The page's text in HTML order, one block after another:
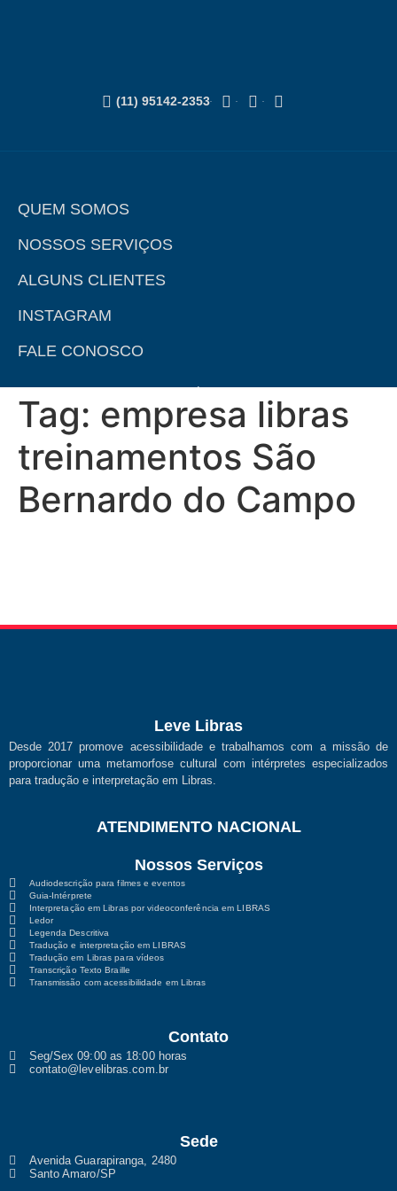
(11) 95142-2353
QUEM SOMOS
NOSSOS SERVIÇOS
ALGUNS CLIENTES
INSTAGRAM
FALE CONOSCO
Tag: empresa libras
treinamentos São
Bernardo do Campo
Leve Libras
Desde 2017 promove acessibilidade e trabalhamos com a missão de
proporcionar uma metamorfose cultural com intérpretes especializados
para tradução e interpretação em Libras.
ATENDIMENTO NACIONAL
Nossos Serviços
Audiodescrição para filmes e eventos
Guia-Intérprete
Interpretação em Libras por videoconferência em LIBRAS
Ledor
Legenda Descritiva
Tradução e interpretação em LIBRAS
Tradução em Libras para vídeos
Transcrição Texto Braille
Transmissão com acessibilidade em Libras
Contato
Seg/Sex 09:00 as 18:00 horas
contato@levelibras.com.br
Sede
Avenida Guarapiranga, 2480
Santo Amaro/SP